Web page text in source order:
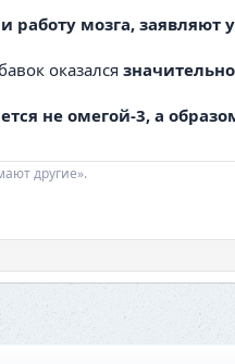
работу мозга, заявляют
оказался
не омегой-3, а
другие».